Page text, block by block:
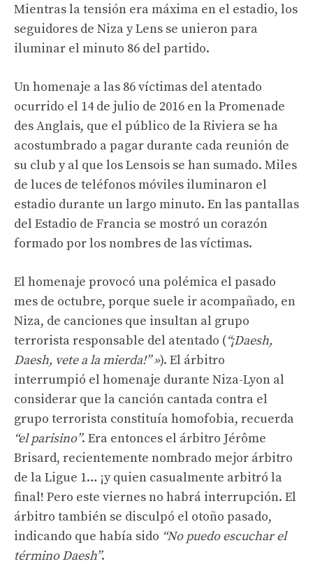
Mientras la tensión era máxima en el estadio, los
seguidores de Niza y Lens se unieron para
iluminar el minuto 86 del partido.
Un homenaje a las 86 víctimas del atentado
ocurrido el 14 de julio de 2016 en la Promenade
des Anglais, que el público de la Riviera se ha
acostumbrado a pagar durante cada reunión de
su club y al que los Lensois se han sumado. Miles
de luces de teléfonos móviles iluminaron el
estadio durante un largo minuto. En las pantallas
del Estadio de Francia se mostró un corazón
formado por los nombres de las víctimas.
El homenaje provocó una polémica el pasado
mes de octubre, porque suele ir acompañado, en
Niza, de canciones que insultan al grupo
terrorista responsable del atentado (“¡Daesh,
Daesh, vete a la mierda!” »). El árbitro
interrumpió el homenaje durante Niza-Lyon al
considerar que la canción cantada contra el
grupo terrorista constituía homofobia, recuerda
“el parisino”. Era entonces el árbitro Jérôme
Brisard, recientemente nombrado mejor árbitro
de la Ligue 1… ¡y quien casualmente arbitró la
final! Pero este viernes no habrá interrupción. El
árbitro también se disculpó el otoño pasado,
indicando que había sido “No puedo escuchar el
término Daesh”.